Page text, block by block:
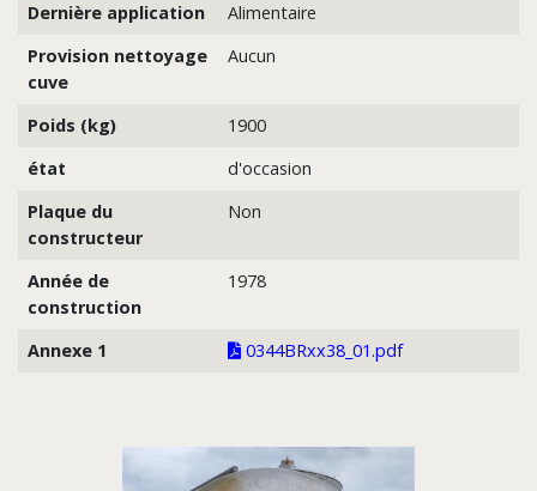
Dernière application
Alimentaire
Provision nettoyage
cuve
Aucun
Poids (kg)
1900
état
d'occasion
Plaque du
constructeur
Non
Année de
construction
1978
Annexe 1 0344BRxx38_01.pdf